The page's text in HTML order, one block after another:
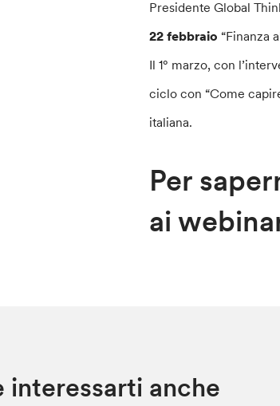
Presidente Global
22 febbraio “Finanza
Il 1° marzo, con
ciclo con “Come
italiana.
Per
ai
interessarti anche